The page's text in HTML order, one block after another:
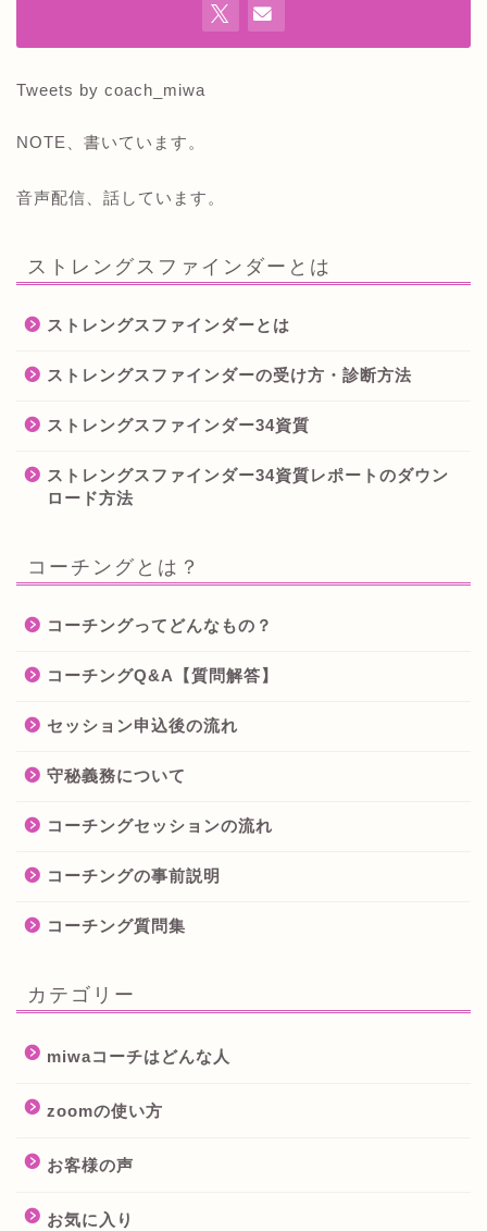
Tweets by coach_miwa
NOTE、書いています。
音声配信、話しています。
ストレングスファインダーとは
ストレングスファインダーとは
ストレングスファインダーの受け方・診断方法
ストレングスファインダー34資質
ストレングスファインダー34資質レポートのダウン
ロード方法
コーチングとは？
コーチングってどんなもの？
コーチングQ&A【質問解答】
セッション申込後の流れ
守秘義務について
コーチングセッションの流れ
コーチングの事前説明
コーチング質問集
カテゴリー
miwaコーチはどんな人
zoomの使い方
お客様の声
お気に入り